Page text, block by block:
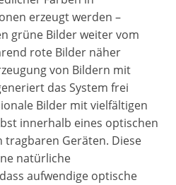
erzeugt werden –
grüne Bilder weiter vom
rote Bilder näher
von Bildern mit
das System frei
Bilder mit vielfältigen
innerhalb eines optischen
Geräten. Diese
natürliche
aufwendige optische